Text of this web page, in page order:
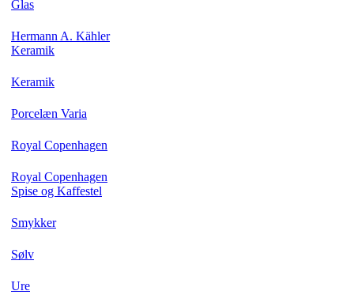
Glas
Hermann A. Kähler
Keramik
Keramik
Porcelæn Varia
Royal Copenhagen
Royal Copenhagen
Spise og Kaffestel
Smykker
Sølv
Ure